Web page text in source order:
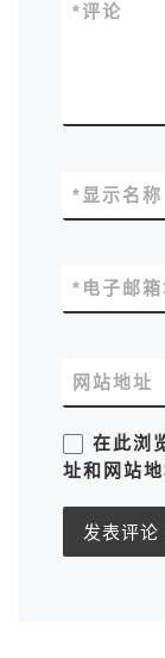
评论
*
显示名称
*
电子邮
*
网站地址
在此浏
址和网站